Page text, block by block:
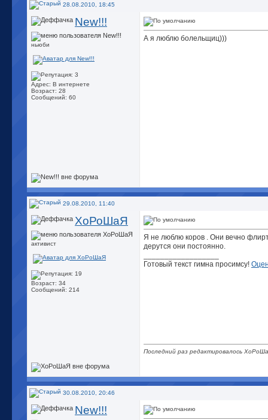
28.08.2010, 18:45
New!!!
ньюби
Адрес: В интернете
Возраст: 28
Сообщений: 60
А я люблю болельщиц)))
29.08.2010, 11:40
ХоРоШаЯ
активист
Возраст: 34
Сообщений: 214
Я не люблю коров . Они вечно
дерутся они постоянно.
Готовый текст гимна просимсу!
Последний раз редактировалось
30.08.2010, 20:46
New!!!